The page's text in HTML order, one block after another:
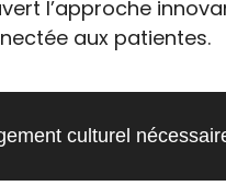
l’approche
aux patientes.
culturel